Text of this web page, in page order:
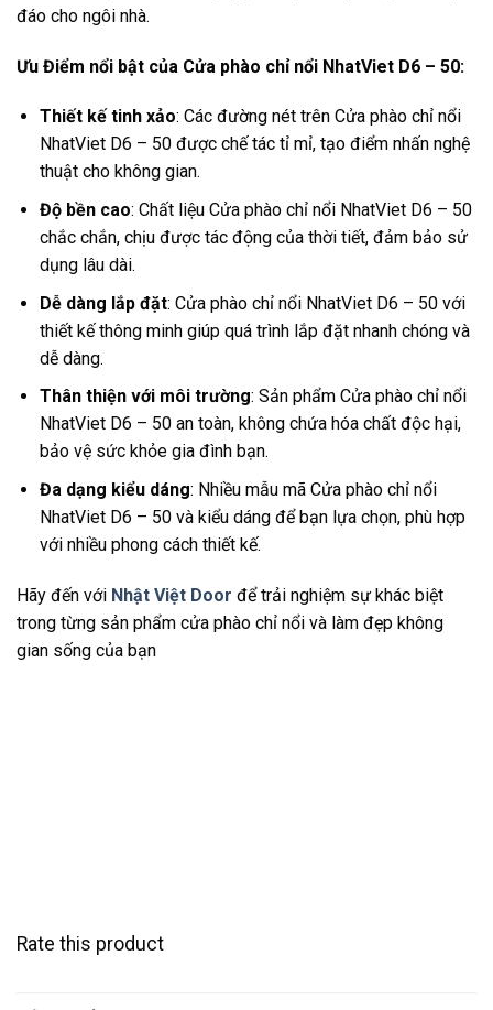
đáo cho ngôi nhà.
Ưu Điểm nổi bật của Cửa phào chỉ nổi NhatViet D6 – 50:
Thiết kế tinh xảo: Các đường nét trên Cửa phào chỉ nổi
NhatViet D6 – 50 được chế tác tỉ mỉ, tạo điểm nhấn nghệ
thuật cho không gian.
Độ bền cao: Chất liệu Cửa phào chỉ nổi NhatViet D6 – 50
chắc chắn, chịu được tác động của thời tiết, đảm bảo sử
dụng lâu dài.
Dễ dàng lắp đặt: Cửa phào chỉ nổi NhatViet D6 – 50 với
thiết kế thông minh giúp quá trình lắp đặt nhanh chóng và
dễ dàng.
Thân thiện với môi trường: Sản phẩm Cửa phào chỉ nổi
NhatViet D6 – 50 an toàn, không chứa hóa chất độc hại,
bảo vệ sức khỏe gia đình bạn.
Đa dạng kiểu dáng: Nhiều mẫu mã Cửa phào chỉ nổi
NhatViet D6 – 50 và kiểu dáng để bạn lựa chọn, phù hợp
với nhiều phong cách thiết kế.
Hãy đến với Nhật Việt Door để trải nghiệm sự khác biệt
trong từng sản phẩm cửa phào chỉ nổi và làm đẹp không
gian sống của bạn
Rate this product